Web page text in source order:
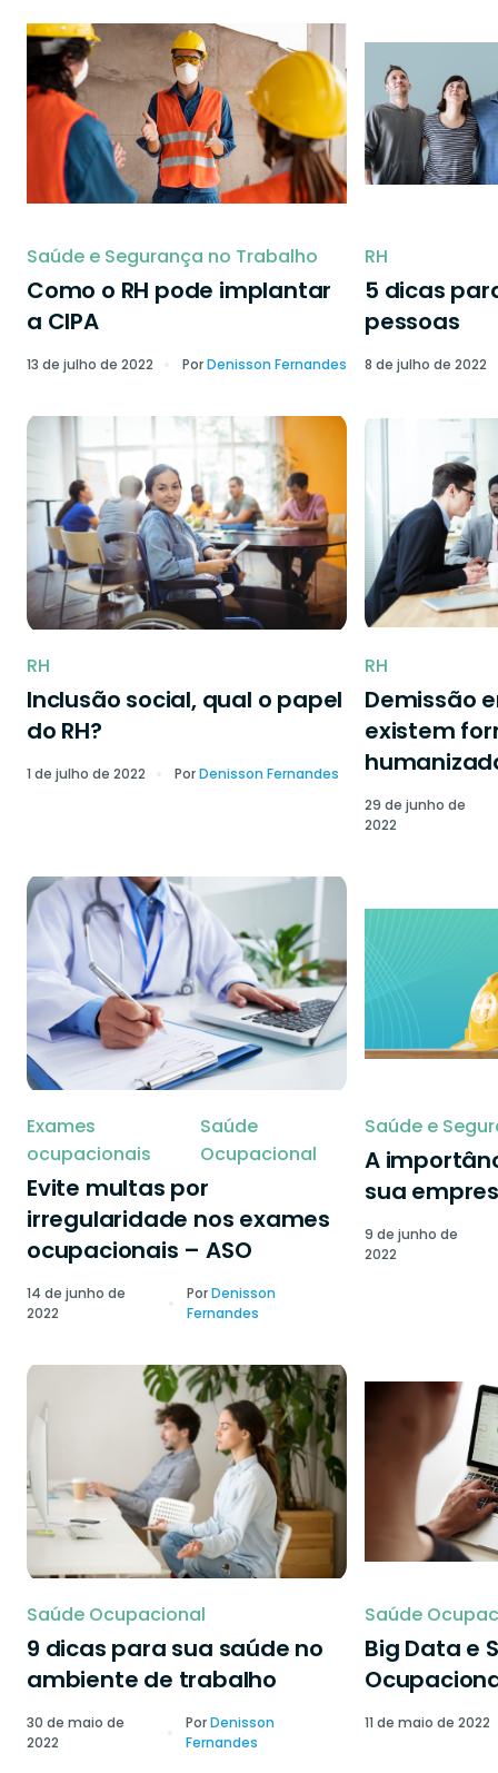
Saúde e Segurança no Trabalho
Como o RH pode implantar
a CIPA
13 de julho de 2022 PorDenisson Fernandes
RH
5 dicas
pessoas
8 de julho de 2022
RH
Inclusão social, qual o papel
do RH?
1 de julho de 2022 PorDenisson Fernandes
RH
Demissão
existem
29 de junho de
2022
Exames
ocupacionais
Saúde
Ocupacional
Evite multas por
irregularidade nos exames
ocupacionais – ASO
14 de junho de
2022
PorDenisson
Fernandes
Saúde e
A
sua
9 de junho de
2022
Saúde Ocupacional
9 dicas para sua saúde no
ambiente de trabalho
30 de maio de
2022
PorDenisson
Fernandes
Saúde
Big Data e
11 de maio de 2022